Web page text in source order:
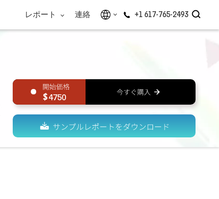
レポート 連絡 +1 617-765-2493
4750